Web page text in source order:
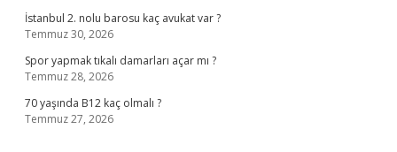
İstanbul 2. nolu barosu kaç avukat var ?
Temmuz 30, 2026
Spor yapmak tıkalı damarları açar mı ?
Temmuz 28, 2026
70 yaşında B12 kaç olmalı ?
Temmuz 27, 2026